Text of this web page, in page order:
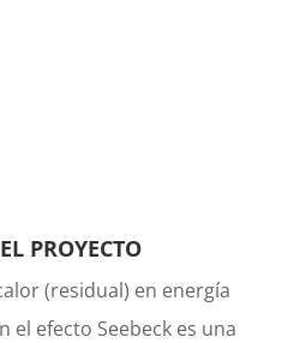
PROYECTO
(residual) en energía
el efecto Seebeck es una